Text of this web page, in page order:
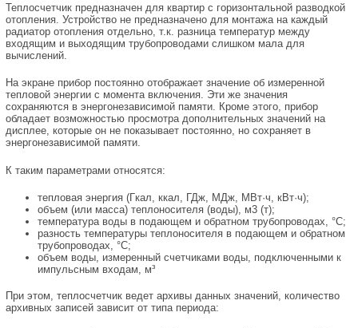
Теплосчетчик предназначен для квартир с горизонтальной разводкой
отопления. Устройство не предназначено для монтажа на каждый
радиатор отопления отдельно, т.к. разница температур между
входящим и выходящим трубопроводами слишком мала для
вычислений.
На экране прибор постоянно отображает значение об измеренной
тепловой энергии с момента включения. Эти же значения
сохраняются в энергонезависимой памяти. Кроме этого, прибор
обладает возможностью просмотра дополнительных значений на
дисплее, которые он не показывает постоянно, но сохраняет в
энергонезависимой памяти.
К таким параметрами относятся:
тепловая энергия (Гкал, ккал, ГДж, МДж, МВт·ч, кВт·ч);
объем (или масса) теплоносителя (воды), м3 (т);
температура воды в подающем и обратном трубопроводах, °С;
разность температуры теплоносителя в подающем и обратном
трубопроводах, °С;
объем воды, измеренный счетчиками воды, подключенными к
импульсным входам, м³
При этом, теплосчетчик ведет архивы данных значений, количество
архивных записей зависит от типа периода: